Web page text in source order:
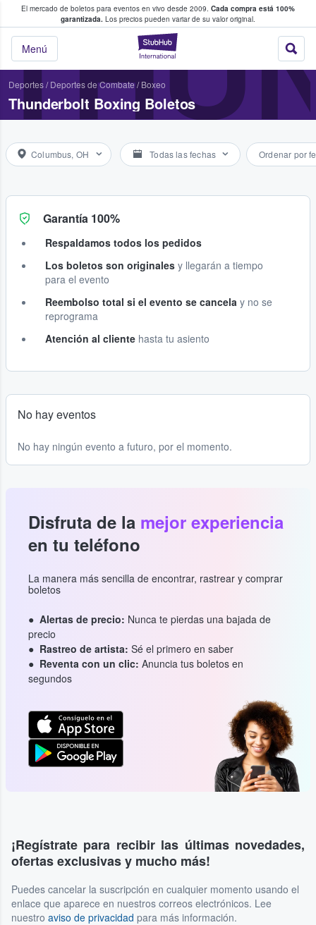
El mercado de boletos para eventos en vivo desde 2009. Cada compra está 100%
garantizada. Los precios pueden variar de su valor original.
StubHub: donde
Menú
fans compran y venden boletos
Deportes/ Deportes de Combate/ Boxeo
Thunderbolt Boxing Boletos
Columbus, OH Todas las fechas Ordenar por
Garantía 100%
Respaldamos todos los pedidos
Los boletos son originales y llegarán a tiempo
para el evento
Reembolso total si el evento se cancela y no se
reprograma
Atención al cliente hasta tu asiento
No hay eventos
No hay ningún evento a futuro, por el momento.
Disfruta de la mejor experiencia
en tu teléfono
La manera más sencilla de encontrar, rastrear y comprar
boletos
Alertas de precio: Nunca te pierdas una bajada de
precio
Rastreo de artista: Sé el primero en saber
Reventa con un clic: Anuncia tus boletos en
segundos
¡Regístrate para recibir las últimas novedades,
ofertas exclusivas y mucho más!
Puedes cancelar la suscripción en cualquier momento usando el
enlace que aparece en nuestros correos electrónicos. Lee
nuestro aviso de privacidad para más información.